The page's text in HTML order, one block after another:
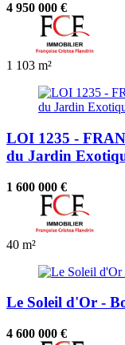
4 950 000 €
1 103 m²
LOI 1235 -
du Jardin
1 600 000 €
40 m²
Le Soleil d'Or -
4 600 000 €